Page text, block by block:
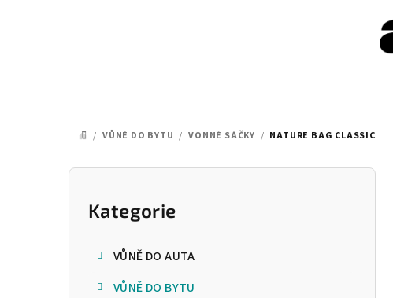
DOMŮ
/ VŮNĚ DO BYTU / VONNÉ SÁČKY / NATURE BAG CLASSIC
P
Přeskočit
kategorie
Kategorie
VŮNĚ DO AUTA
VŮNĚ DO BYTU